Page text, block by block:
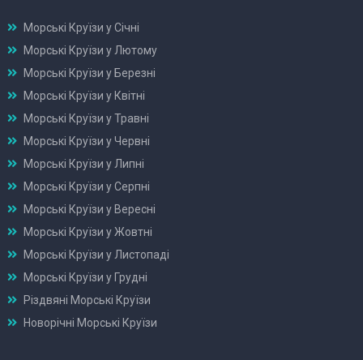
Морські Круїзи у Січні
Морські Круїзи у Лютому
Морські Круїзи у Березні
Морські Круїзи у Квітні
Морські Круїзи у Травні
Морські Круїзи у Червні
Морські Круїзи у Липні
Морські Круїзи у Серпні
Морські Круїзи у Вересні
Морські Круїзи у Жовтні
Морські Круїзи у Листопаді
Морські Круїзи у Грудні
Різдвяні Морські Круїзи
Новорічні Морські Круїзи